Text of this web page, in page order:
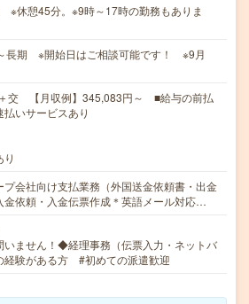
休憩45分。※9時～17時の勤務もありま
長期 ※開始日はご相談可能です！ ※9月
交 【月収例】345,083円～ ■給与の前払
払いサービスあり
プ会社向け支払業務（外国送金依頼書・出金
金依頼・入金伝票作成＊英語メール対応…
ません！◆経理事務（伝票入力・ネットバ
経験がある方 #初めての派遣歓迎